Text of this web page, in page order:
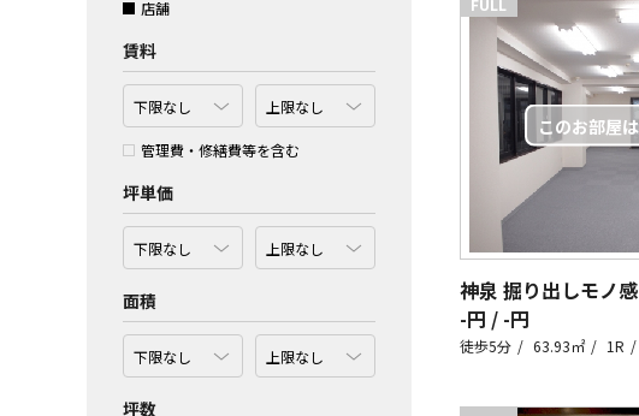
店舗
賃料
管理費・修繕費等を含む
坪単価
面積
坪数
FULL
神泉 掘り出しモノ感
-円 / -円
徒歩5分 63.93㎡ 1R